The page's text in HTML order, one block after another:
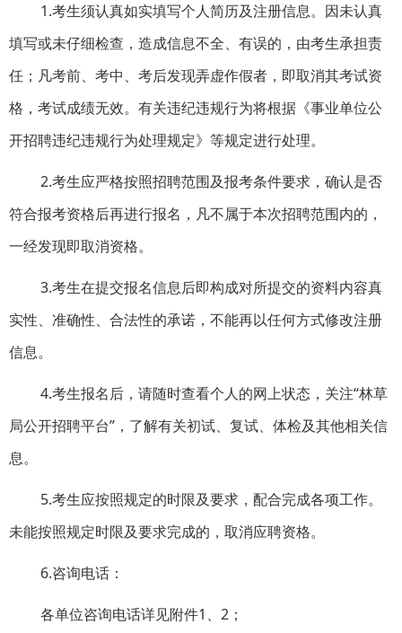
1.考生须认真如实填写个人简历及注册信息。因未认真
填写或未仔细检查，造成信息不全、有误的，由考生承担责
任；凡考前、考中、考后发现弄虚作假者，即取消其考试资
格，考试成绩无效。有关违纪违规行为将根据《事业单位公
开招聘违纪违规行为处理规定》等规定进行处理。
2.考生应严格按照招聘范围及报考条件要求，确认是否
符合报考资格后再进行报名，凡不属于本次招聘范围内的，
一经发现即取消资格。
3.考生在提交报名信息后即构成对所提交的资料内容真
实性、准确性、合法性的承诺，不能再以任何方式修改注册
信息。
4.考生报名后，请随时查看个人的网上状态，关注“林草
局公开招聘平台”，了解有关初试、复试、体检及其他相关信
息。
5.考生应按照规定的时限及要求，配合完成各项工作。
未能按照规定时限及要求完成的，取消应聘资格。
6.咨询电话：
各单位咨询电话详见附件1、2；